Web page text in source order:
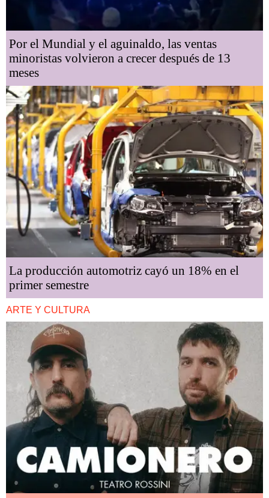
Por el Mundial y el aguinaldo, las ventas
minoristas volvieron a crecer después de 13
meses
La producción automotriz cayó un 18% en el
primer semestre
ARTE Y CULTURA